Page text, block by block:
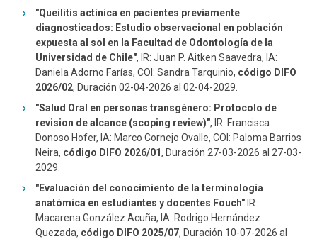
"Queilitis actínica en pacientes previamente
diagnosticados: Estudio observacional en población
expuesta al sol en la Facultad de Odontología de la
Universidad de Chile", IR: Juan P. Aitken Saavedra, IA:
Daniela Adorno Farías, COI: Sandra Tarquinio, código DIFO
2026/02, Duración 02-04-2026 al 02-04-2029.
"Salud Oral en personas transgénero: Protocolo de
revision de alcance (scoping review)", IR: Francisca
Donoso Hofer, IA: Marco Cornejo Ovalle, COI: Paloma Barrios
Neira, código DIFO 2026/01, Duración 27-03-2026 al 27-03-
2029.
"Evaluación del conocimiento de la terminología
anatómica en estudiantes y docentes Fouch" IR:
Macarena González Acuña, IA: Rodrigo Hernández
Quezada, código DIFO 2025/07, Duración 10-07-2026 al